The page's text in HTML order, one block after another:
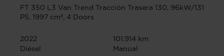
FT 350 L3 Van Trend Tracción Trasera 130, 96kW/131
PS, 1997 cm³, 4 Doors
2022
101.914 km
Diésel
Manual